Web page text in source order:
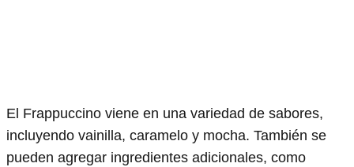
El Frappuccino viene en una variedad de sabores,
incluyendo vainilla, caramelo y mocha. También se
pueden agregar ingredientes adicionales, como